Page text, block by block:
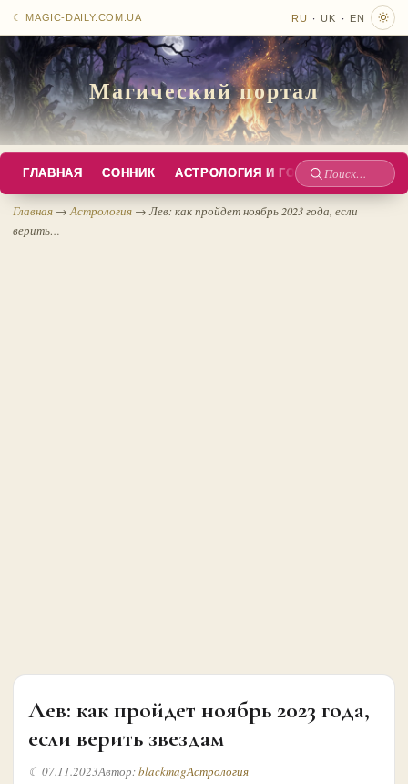
☾ MAGIC-DAILY.COM.UA RU · UK · EN
Магический портал
ГЛАВНАЯ СОННИК АСТРОЛОГИЯ И ГОРОСКОПЫ
Поиск
по
Главная → Астрология →Лев: как пройдет ноябрь 2023 года, если
верить…
Лев: как пройдет ноябрь 2023 года,
если верить звездам
☾ 07.11.2023Автор:blackmagАстрология